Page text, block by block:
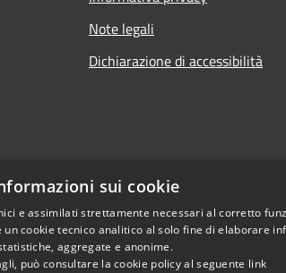
Note legali
Dichiarazione di accessibilità
sui cookie
e assimilati strettamente necessari al corretto
un cookie tecnico analitico al solo fine di elaborare
aggregate e anonime.
può consultare la cookie policy al seguente link